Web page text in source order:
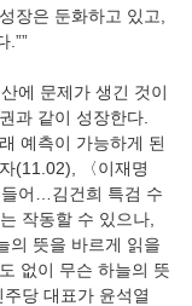
장은 둔화하고 있고,
.””
에 문제가 생긴 것이
과 같이 성장한다.
예측이 가능하게 된
(11.02), 〈이재명
들어…김건희 특검 수
작동할 수 있으나,
의 뜻을 바르게 읽을
없이 무슨 하늘의 뜻
당 대표가 윤석열